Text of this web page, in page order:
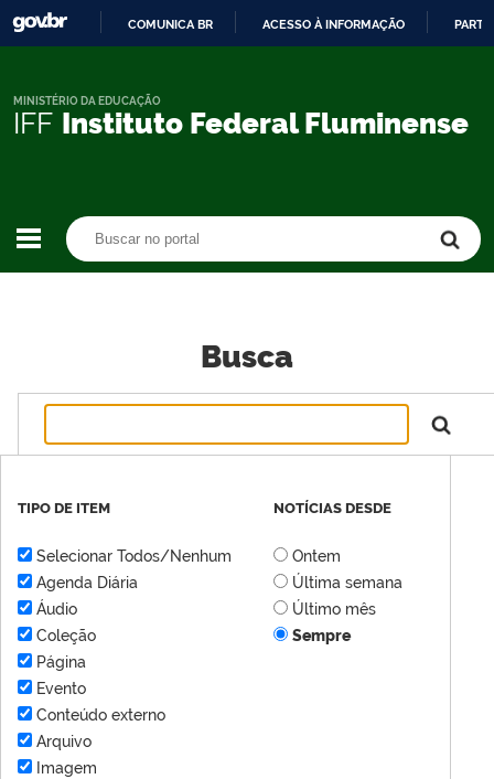
CONTEÚDO
COMUNICA BR ACESSO À INFORMAÇÃO
IFF Instituto Federal Fluminense
MINISTÉRIO DA EDUCAÇÃO
Busca
TIPO DE ITEM
Selecionar Todos/Nenhum
Agenda Diária
Áudio
Coleção
Página
Evento
Conteúdo externo
Arquivo
Imagem
NOTÍCIAS DESDE
Ontem
Última semana
Último mês
Sempre